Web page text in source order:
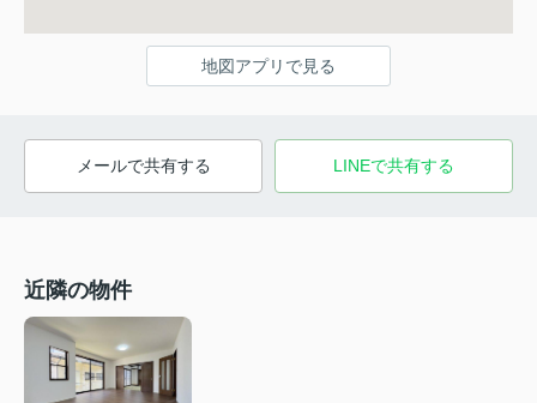
地図アプリで見る
メールで共有する LINEで共有する
近隣の物件